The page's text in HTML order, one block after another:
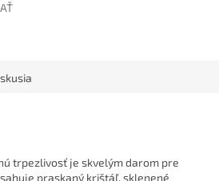
trpezlivosť je skvelým darom pre
praskaný krištáľ, sklenené